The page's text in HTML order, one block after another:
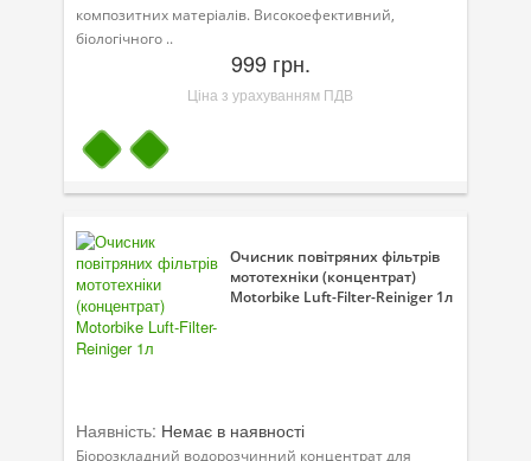
композитних матеріалів. Високоефективний,
біологічного ..
999 грн.
Ціна з урахуванням ПДВ
Очисник повітряних фільтрів
мототехніки (концентрат)
Motorbike Luft-Filter-Reiniger 1л
Наявність: Немає в наявності
Біорозкладний водорозчинний концентрат для